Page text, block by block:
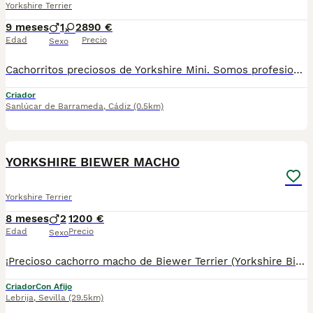
Yorkshire Terrier
9 meses
Edad
1 2
Sexo
890 €
Precio
Cachorritos preciosos de Yorkshire Mini. Somos profesionales con años de experiencia. Entregamos a nuestros cachorritos con revisión Veterinaria, Factura de compra garantía vírica, formulario de reconocimiento de raza pura, junto con su cartilla de vacunación y desparasitacion al día de la entrega. Hacemos envíos a toda la península y Baleares. Disponemos de servicio propio de transporte. Posibilidad de pago contrareembolso. Para más información no dude en contactar con nosotros. TLF: 649297709. Solo atiendo wasap o tlf. Gracias
Criador
Sanlúcar de Barrameda, Cádiz (0.5km)
YORKSHIRE BIEWER MACHO
Yorkshire Terrier
8 meses
Edad
2
Sexo
1200 €
Precio
¡Precioso cachorro macho de Biewer Terrier (Yorkshire Biewer) disponible! ❤️ El Biewer Terrier es una raza elegante y exclusiva, derivada del Yorkshire Terrier, destacada por su hermoso pelaje tricolor (blanco, negro y oro) largo y sedoso. Son perros pequeños, inteligentes, alegres, muy cariñosos y leales, perfectos como compañeros familiares. Hipoalergénicos, ideales para apartamentos y personas con alergias, ya que apenas sueltan pelo. Criados con mucho cariño en ambiente familiar, con socialización desde pequeños para que sean equilibrados y afectuosos. Nuestros cachorros se entregan revisados por veterinario y con: • Chip • Pasaporte y cartilla sanitaria • Vacunados y desparasitados • Contrato con garantías víricas y congénitas 📸 Para ver más fotos y vídeos reales de nuestros cachorros, síguenos en Instagram: @mimascotasdelsur057 Somos Mascotas del Sur, ubicados en Sevilla. 📞 Contacto: 611723226 Realizamos envíos a toda España y Gibraltar (precio del envío no incluido en el del cachorro). Posibilidad de recogida directa en nuestras instalaciones o envío seguro. Disponemos de videollamada para que conozcas al cachorro antes de la reserva. Ofrecemos posibilidad de reserva y pago contrareembolso. El precio indicado en el anuncio es real. Solo atendemos a personas realmente interesadas en ofrecer un buen hogar. 🏡💕 #BiewerTerrier #YorkshireBiewer #BiewerYorkie #CachorrosBiewer #BiewerMacho #YorkshireTerrier #TerrierBiewer #CachorrosEnVenta #CachorrosEspaña #PerrosSevilla #PerrosPequeños #CachorroAdorable #PerrosHipoalergenicos #MascotasSevilla #BiewerPuppy #YorkieBiewer #CachorrosYorkshire #PerrosDeRaza #MascotasDelSur #Cachorros2026
CriadorCon Afijo
Lebrija, Sevilla (29.5km)